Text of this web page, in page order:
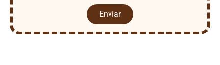
Enviar